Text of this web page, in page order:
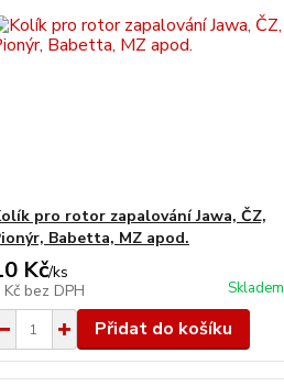
pro rotor zapalování Jawa, ČZ,
Babetta, MZ apod.
Kč/ks
Kč bez DPH Skladem
Přidat do košíku